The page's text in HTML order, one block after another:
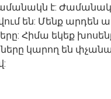
է:
են: Մենք արդեն
Հիմա եկեք
կարող են